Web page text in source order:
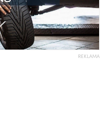
REKLAMA